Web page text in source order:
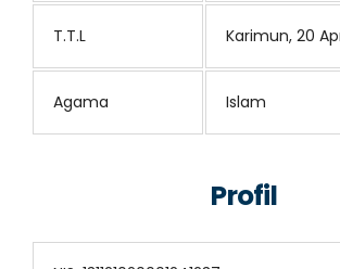
T.T.L Karimun, 20
Agama Islam
Profil